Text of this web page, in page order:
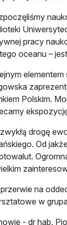
pracy
oceanu –
Polskim.
drogę
Od
na
w
- dr hab.